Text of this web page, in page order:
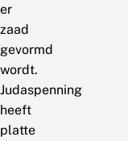
er
zaad
gevormd
wordt.
Judaspenning
heeft
platte